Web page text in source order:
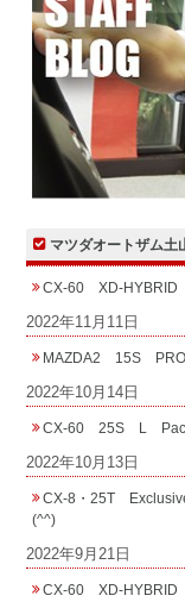
マツダオートザム土
CX-60 XD-HYBRID
2022年11月11日
MAZDA2 15S
2022年10月14日
CX-60 25S L
2022年10月13日
CX-8・25T
(^^)
2022年9月21日
CX-60 XD-HYBRID